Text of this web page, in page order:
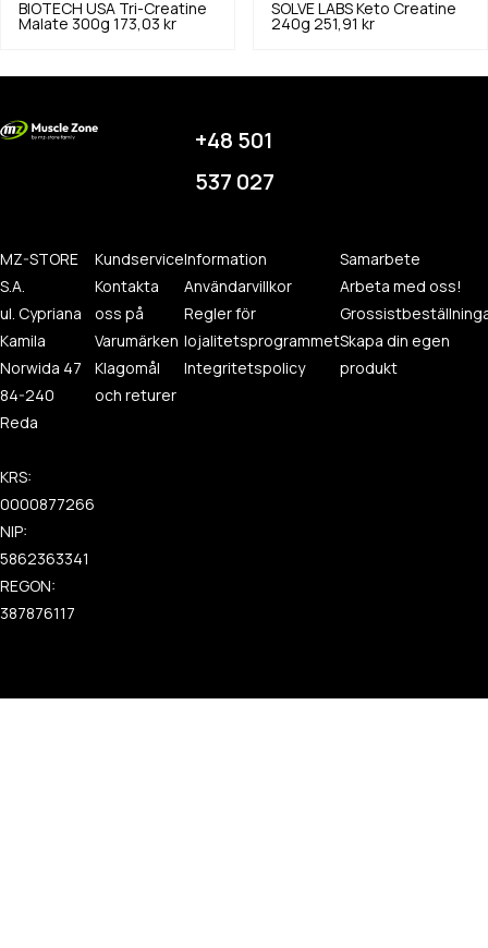
BIOTECH USA Tri-Creatine
Malate 300g 173,03 kr
SOLVE LABS Keto Creatine
240g 251,91 kr
+48 501
537 027
MZ-STORE
S.A.
ul. Cypriana
Kamila
Norwida 47
84-240
Reda
KRS:
0000877266
NIP:
5862363341
REGON:
387876117
Kundservice
Kontakta
oss på
Varumärken
Klagomål
och returer
Information
Användarvillkor
Regler för
lojalitetsprogrammet
Integritetspolicy
Samarbete
Arbeta med oss!
Skapa din egen
produkt